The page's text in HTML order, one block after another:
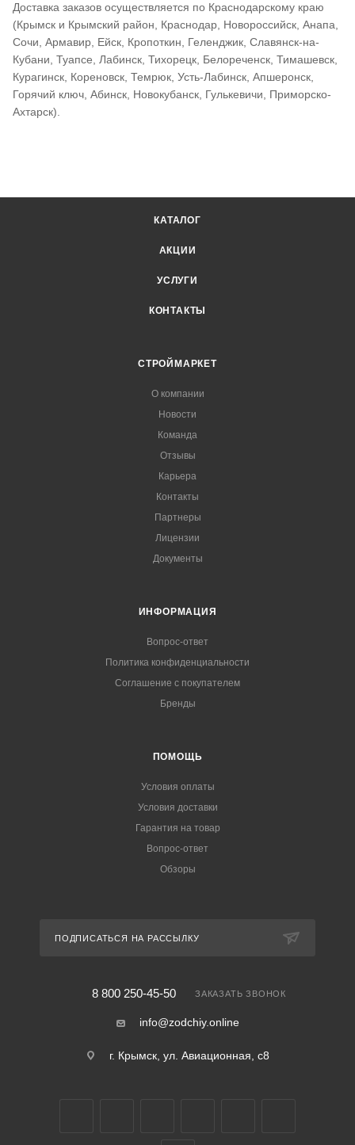
Доставка заказов осуществляется по Краснодарскому краю
(Крымск и Крымский район, Краснодар, Новороссийск, Анапа,
Сочи, Армавир, Ейск, Кропоткин, Геленджик, Славянск-на-
Кубани, Туапсе, Лабинск, Тихорецк, Белореченск, Тимашевск,
Курагинск, Кореновск, Темрюк, Усть-Лабинск, Апшеронск,
Горячий ключ, Абинск, Новокубанск, Гулькевичи, Приморско-
Ахтарск).
КАТАЛОГ
АКЦИИ
УСЛУГИ
КОНТАКТЫ
СТРОЙМАРКЕТ
О компании
Новости
Команда
Отзывы
Карьера
Контакты
Партнеры
Лицензии
Документы
ИНФОРМАЦИЯ
Вопрос-ответ
Политика конфиденциальности
Соглашение с покупателем
Бренды
ПОМОЩЬ
Условия оплаты
Условия доставки
Гарантия на товар
Вопрос-ответ
Обзоры
ПОДПИСАТЬСЯ НА РАССЫЛКУ
8 800 250-45-50 ЗАКАЗАТЬ ЗВОНОК
info@zodchiy.online
г. Крымск, ул. Авиационная, с8